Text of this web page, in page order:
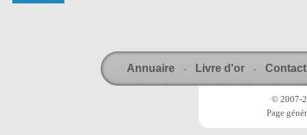
Annuaire - Livre d'or - Contact
© 2007-
Page